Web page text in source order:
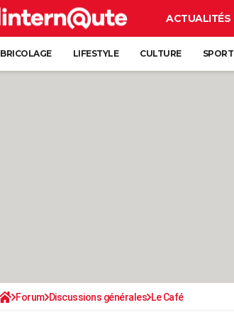
ACTUALITÉS
BRICOLAGE LIFESTYLE CULTURE SPORT
Forum Discussions générales Le Café